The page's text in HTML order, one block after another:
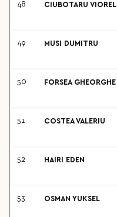
48 CIUBOTARU VIOREL
49 MUSI DUMITRU
50 FORSEA GHEORGHE
51 COSTEA VALERIU
52 HAIRI EDEN
53 OSMAN YUKSEL